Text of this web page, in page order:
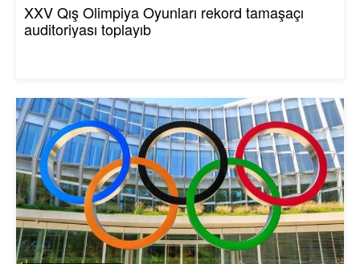
XXV Qış Olimpiya Oyunları rekord tamaşaçı
auditoriyası toplayıb